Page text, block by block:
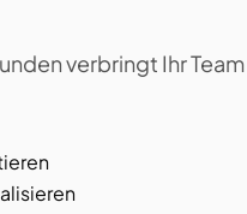
verbringt Ihr